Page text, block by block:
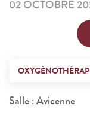
02 OCTOBRE
Salle : Avicenne